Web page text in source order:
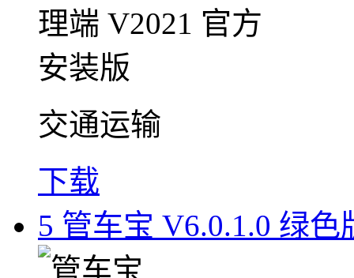
交通运输
下载
5 管车宝 V6.0.1.0 绿色